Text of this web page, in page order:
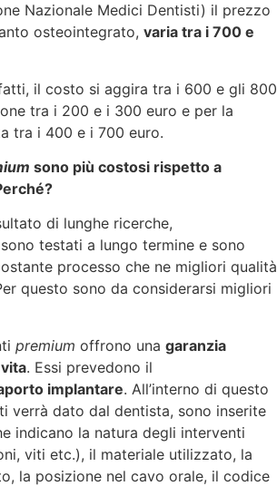
Nazionale Medici Dentisti) il prezzo
osteointegrato,varia tra i 700 e
il costo si aggira tra i 600 e gli 800
tra i 200 e i 300 euro e per la
tra i 400 e i 700 euro.
sono più costosi rispetto a
di lunghe ricerche,
testati a lungo termine e sono
processo che ne migliori qualità
questo sono da considerarsi migliori
premiumoffrono unagaranzia
. Essi prevedono il
implantare. All’interno di questo
verrà dato dal dentista, sono inserite
indicano la natura degli interventi
viti etc.), il materiale utilizzato, la
la posizione nel cavo orale, il codice